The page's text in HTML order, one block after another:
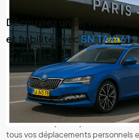
Découvrez un service de
et fiabilité avecSN TAXI 61
🚖 SN TAXI 61 – Votre
confiance à Flers et
Basé à Flers :
sécurité
Basé àFlers (61100),SN TAXI 61
tous vos déplacements personnels